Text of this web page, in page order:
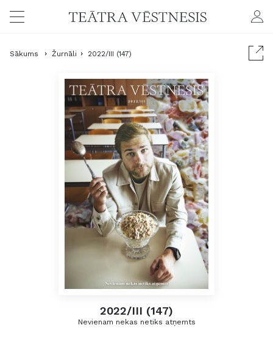
Sākums Žurnāli 2022/III (147)
2022/III (147)
Nevienam nekas netiks atņemts